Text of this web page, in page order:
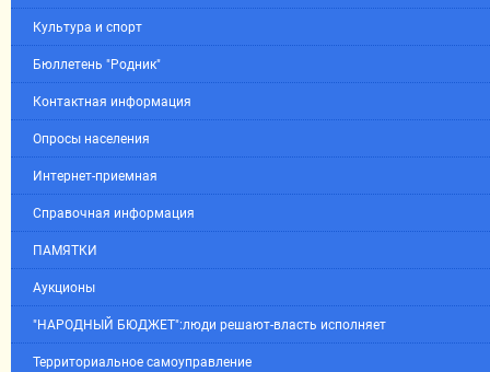
Культура и спорт
Бюллетень "Родник"
Контактная информация
Опросы населения
Интернет-приемная
Справочная информация
ПАМЯТКИ
Аукционы
"НАРОДНЫЙ БЮДЖЕТ":люди решают-власть исполняет
Территориальное самоуправление